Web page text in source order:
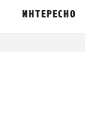
ИНТЕРЕСНО